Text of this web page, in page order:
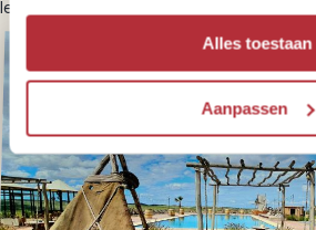
Alles toestaan
Aanpassen
lekker relaxen in deze bijzondere